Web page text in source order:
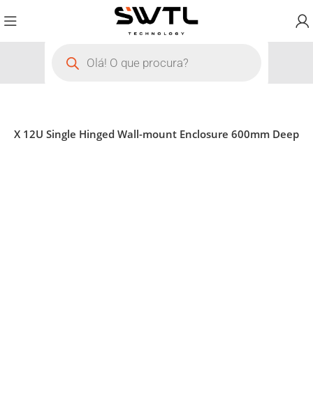
12U Single Hinged Wall-mount Enclosure 600mm Deep